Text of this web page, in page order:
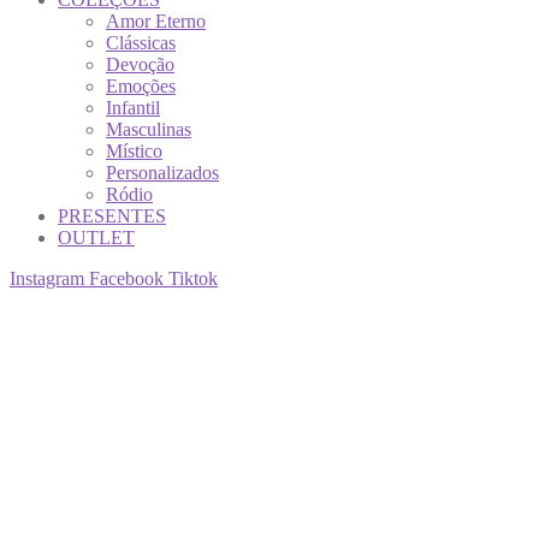
Amor Eterno
Clássicas
Devoção
Emoções
Infantil
Masculinas
Místico
Personalizados
Ródio
PRESENTES
OUTLET
Instagram Facebook Tiktok